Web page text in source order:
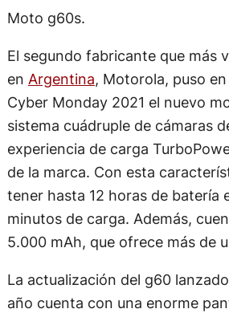
Moto g60s.
El segundo fabricante que más
en Argentina, Motorola, puso
Cyber Monday 2021 el nuevo
sistema cuádruple de cámaras
experiencia de carga
de la marca. Con esta
tener hasta 12 horas de batería
minutos de carga. Además,
5.000 mAh, que ofrece más de
La actualización del g60
año cuenta con una enorme